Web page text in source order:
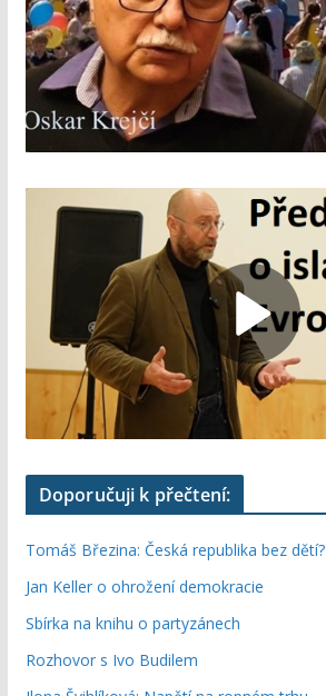
Doporučuji k přečtení:
Tomáš Březina: Česká republika bez dětí?
Jan Keller o ohrožení demokracie
Sbírka na knihu o partyzánech
Rozhovor s Ivo Budilem